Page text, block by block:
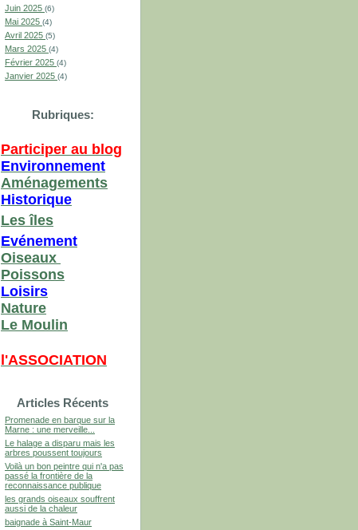
Juin 2025 (6)
Mai 2025 (4)
Avril 2025 (5)
Mars 2025 (4)
Février 2025 (4)
Janvier 2025 (4)
Rubriques:
Participer au blog
Environnement
Aménagements
Historique
Les îles
Evénement
Oiseaux
Poissons
Loisirs
Nature
Le Moulin
l'ASSOCIATION
Articles Récents
Promenade en barque sur la
Marne : une merveille...
Le halage a disparu mais les
arbres poussent toujours
Voilà un bon peintre qui n'a pas
passé la frontière de la
reconnaissance publique
les grands oiseaux souffrent
aussi de la chaleur
baignade à Saint-Maur